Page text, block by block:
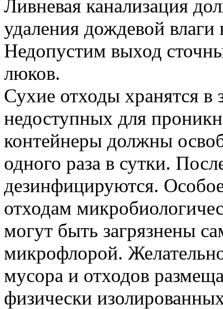
Ливневая канализация
удаления дождевой
Недопустим выход
люков.
Сухие отходы хранятся в
недоступных для
контейнеры должны
одного раза в сутки.
дезинфицируются.
отходам
могут быть загрязнены
микрофлорой.
мусора и отходов
физически